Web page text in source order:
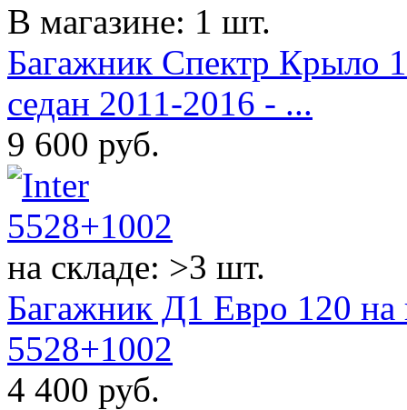
В магазине: 1 шт.
Багажник Спектр Крыло
седан 2011-2016 - ...
9 600 руб.
на складе: >3 шт.
Багажник Д1 Евро 120
5528+1002
4 400 руб.